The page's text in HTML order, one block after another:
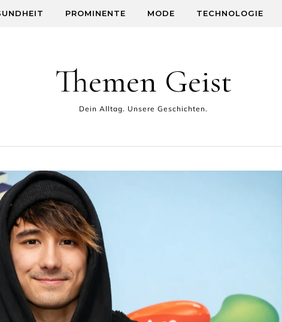
PROMINENTE MODE TECHNOLOGIE
Themen Geist
Dein Alltag. Unsere Geschichten.